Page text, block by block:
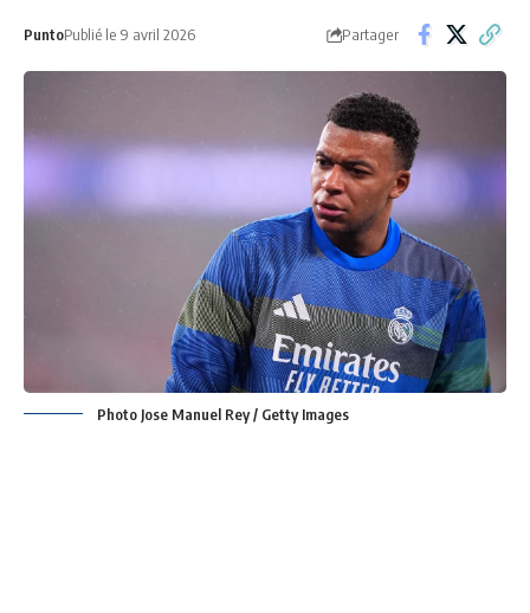
PuntoPublié le 9 avril 2026 Partager
Photo Jose Manuel Rey / Getty Images